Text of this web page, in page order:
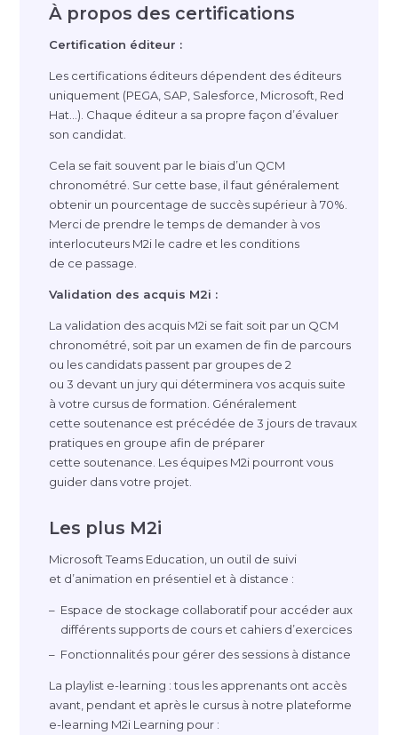
À propos des certifications
Certification éditeur :
Les certifications éditeurs dépendent des éditeurs
uniquement (PEGA, SAP, Salesforce, Microsoft, Red
Hat…). Chaque éditeur a sa propre façon d’évaluer
son candidat.
Cela se fait souvent par le biais d’un QCM
chronométré. Sur cette base, il faut généralement
obtenir un pourcentage de succès supérieur à 70%.
Merci de prendre le temps de demander à vos
interlocuteurs M2i le cadre et les conditions
de ce passage.
Validation des acquis M2i :
La validation des acquis M2i se fait soit par un QCM
chronométré, soit par un examen de fin de parcours
ou les candidats passent par groupes de 2
ou 3 devant un jury qui déterminera vos acquis suite
à votre cursus de formation. Généralement
cette soutenance est précédée de 3 jours de travaux
pratiques en groupe afin de préparer
cette soutenance. Les équipes M2i pourront vous
guider dans votre projet.
Les plus M2i
Microsoft Teams Education, un outil de suivi
et d’animation en présentiel et à distance :
Espace de stockage collaboratif pour accéder aux
différents supports de cours et cahiers d’exercices
Fonctionnalités pour gérer des sessions à distance
La playlist e-learning : tous les apprenants ont accès
avant, pendant et après le cursus à notre plateforme
e-learning M2i Learning pour :